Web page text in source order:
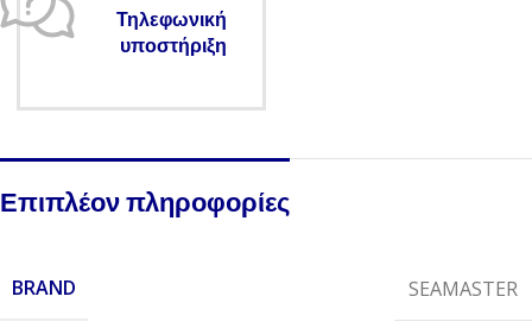
Τηλεφωνική
υποστήριξη
Επιπλέον πληροφορίες
BRAND SEAMASTER